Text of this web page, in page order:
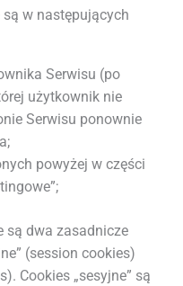
w następujących
Serwisu (po
użytkownik nie
Serwisu ponownie
powyżej w części
są dwa zasadnicze
(session cookies)
Cookies „sesyjne” są